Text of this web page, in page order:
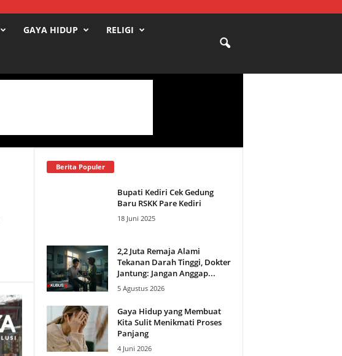
GAYA HIDUP RELIGI
Berita Populer
Bupati Kediri Cek Gedung
Baru RSKK Pare Kediri
18 Juni 2025
2,2 Juta Remaja Alami
Tekanan Darah Tinggi, Dokter
Jantung: Jangan Anggap...
5 Agustus 2026
Gaya Hidup yang Membuat
Kita Sulit Menikmati Proses
Panjang
4 Juni 2026